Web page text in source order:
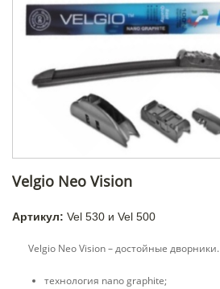
Velgio Neo Vision
Артикул: Vel 530 и Vel 500
Velgio Neo Vision – достойные дворники.
технология nano graphite;